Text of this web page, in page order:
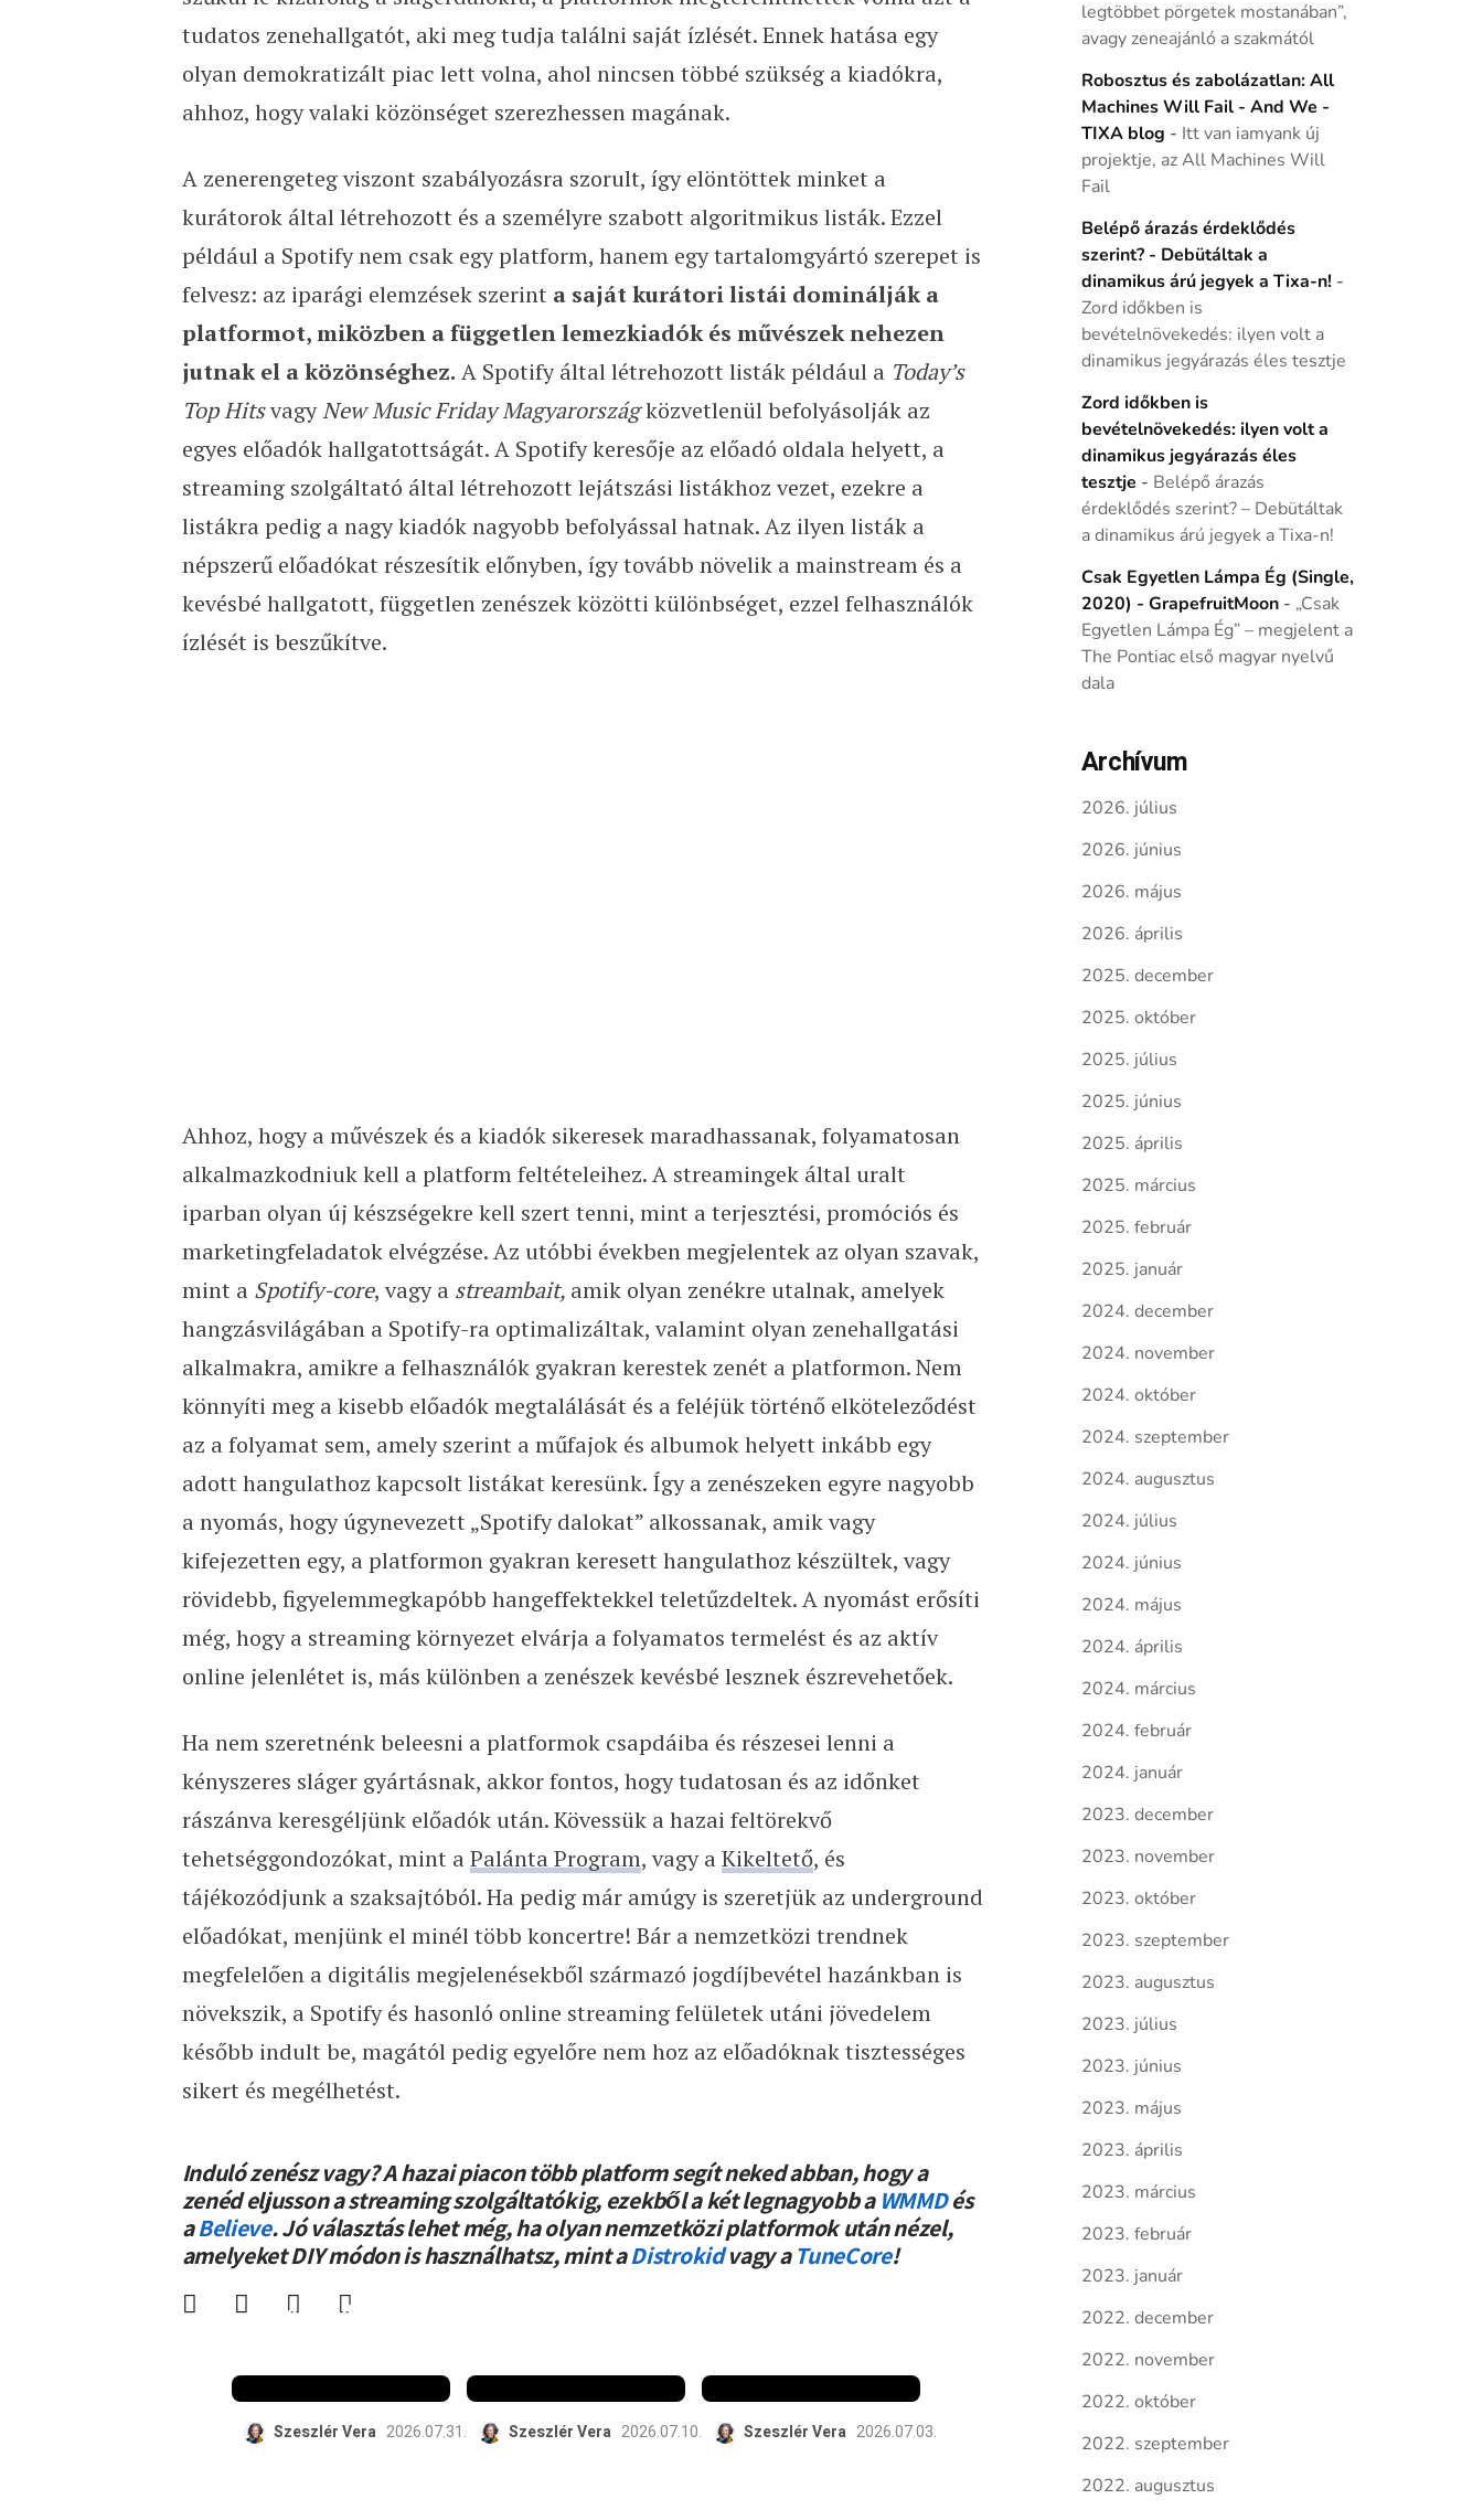
tudatos zenehallgatót, aki meg tudja találni saját ízlését. Ennek hatása egy
olyan demokratizált piac lett volna, ahol nincsen többé szükség a kiadókra,
ahhoz, hogy valaki közönséget szerezhessen magának.
A zenerengeteg viszont szabályozásra szorult, így elöntöttek minket a
kurátorok által létrehozott és a személyre szabott algoritmikus listák. Ezzel
például a Spotify nem csak egy platform, hanem egy tartalomgyártó szerepet is
felvesz: az iparági elemzések szerint a saját kurátori listái dominálják a
platformot, miközben a független lemezkiadók és művészek nehezen
jutnak el a közönséghez. A Spotify által létrehozott listák például a Today’s
Top HitsvagyNew Music Friday Magyarországközvetlenül befolyásolják az
egyes előadók hallgatottságát. A Spotify keresője az előadó oldala helyett, a
streaming szolgáltató által létrehozott lejátszási listákhoz vezet, ezekre a
listákra pedig a nagy kiadók nagyobb befolyással hatnak. Az ilyen listák a
népszerű előadókat részesítik előnyben, így tovább növelik a mainstream és a
kevésbé hallgatott, független zenészek közötti különbséget, ezzel felhasználók
ízlését is beszűkítve.
Ahhoz, hogy a művészek és a kiadók sikeresek maradhassanak, folyamatosan
alkalmazkodniuk kell a platform feltételeihez. A streamingek által uralt
iparban olyan új készségekre kell szert tenni, mint a terjesztési, promóciós és
marketingfeladatok elvégzése. Az utóbbi években megjelentek az olyan szavak,
mint a Spotify-core, vagy a streambait, amik olyan zenékre utalnak, amelyek
hangzásvilágában a Spotify-ra optimalizáltak, valamint olyan zenehallgatási
alkalmakra, amikre a felhasználók gyakran kerestek zenét a platformon. Nem
könnyíti meg a kisebb előadók megtalálását és a feléjük történő elköteleződést
az a folyamat sem, amely szerint a műfajok és albumok helyett inkább egy
adott hangulathoz kapcsolt listákat keresünk. Így a zenészeken egyre nagyobb
a nyomás, hogy úgynevezett „Spotify dalokat” alkossanak, amik vagy
kifejezetten egy, a platformon gyakran keresett hangulathoz készültek, vagy
rövidebb, figyelemmegkapóbb hangeffektekkel teletűzdeltek. A nyomást erősíti
még, hogy a streaming környezet elvárja a folyamatos termelést és az aktív
online jelenlétet is, más különben a zenészek kevésbé lesznek észrevehetőek.
Ha nem szeretnénk beleesni a platformok csapdáiba és részesei lenni a
kényszeres sláger gyártásnak, akkor fontos, hogy tudatosan és az időnket
rászánva keresgéljünk előadók után. Kövessük a hazai feltörekvő
tehetséggondozókat, mint a Palánta Program, vagy a Kikeltető, és
tájékozódjunk a szaksajtóból. Ha pedig már amúgy is szeretjük az underground
előadókat, menjünk el minél több koncertre! Bár a nemzetközi trendnek
megfelelően a digitális megjelenésekből származó jogdíjbevétel hazánkban is
növekszik, a Spotify és hasonló online streaming felületek utáni jövedelem
később indult be, magától pedig egyelőre nem hoz az előadóknak tisztességes
sikert és megélhetést.
Induló zenész vagy? A hazai piacon több platform segít neked abban, hogy a
zenéd eljusson a streaming szolgáltatókig, ezekből a két legnagyobb a WMMDés
aBelieve. Jó választás lehet még, ha olyan nemzetközi platformok után nézel,
amelyeket DIY módon is használhatsz, mint aDistrokidvagy aTuneCore!
Vibe és adatok a
Szeszlér Vera 2026.07.31. Szeszlér Vera 2026.07.10. Szeszlér Vera 2026.07.03.
legtöbbet pörgetek mostanában”,
avagy zeneajánló a szakmától
Robosztus és zabolázatlan: All
Machines Will Fail - And We -
TIXA blog - Itt van iamyank új
projektje, az All Machines Will
Fail
Belépő árazás érdeklődés
szerint? - Debütáltak a
dinamikus árú jegyek a Tixa-n! -
Zord időkben is
bevételnövekedés: ilyen volt a
dinamikus jegyárazás éles tesztje
Zord időkben is
bevételnövekedés: ilyen volt a
dinamikus jegyárazás éles
tesztje - Belépő árazás
érdeklődés szerint? – Debütáltak
a dinamikus árú jegyek a Tixa-n!
Csak Egyetlen Lámpa Ég (Single,
2020) - GrapefruitMoon- „Csak
Egyetlen Lámpa Ég” – megjelent a
The Pontiac első magyar nyelvű
dala
Archívum
2026. július
2026. június
2026. május
2026. április
2025. december
2025. október
2025. július
2025. június
2025. április
2025. március
2025. február
2025. január
2024. december
2024. november
2024. október
2024. szeptember
2024. augusztus
2024. július
2024. június
2024. május
2024. április
2024. március
2024. február
2024. január
2023. december
2023. november
2023. október
2023. szeptember
2023. augusztus
2023. július
2023. június
2023. május
2023. április
2023. március
2023. február
2023. január
2022. december
2022. november
2022. október
2022. szeptember
2022. augusztus